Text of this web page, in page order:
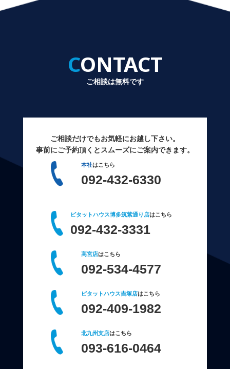
CONTACT
ご相談は無料です
ご相談だけでもお気軽にお越し下さい。
事前にご予約頂くとスムーズにご案内できます。
本社はこちら
092-432-6330
ピタットハウス博多筑紫通り店はこちら
092-432-3331
高宮店はこちら
092-534-4577
ピタットハウス吉塚店はこちら
092-409-1982
北九州支店はこちら
093-616-0464